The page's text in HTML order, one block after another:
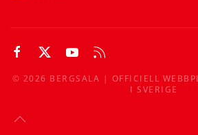
© 2026 BERGSALA | OFFICIELL
I SVERIGE